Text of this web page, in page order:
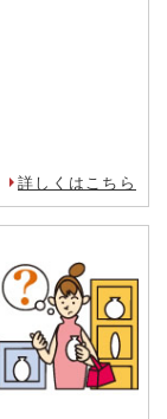
詳しくはこちら